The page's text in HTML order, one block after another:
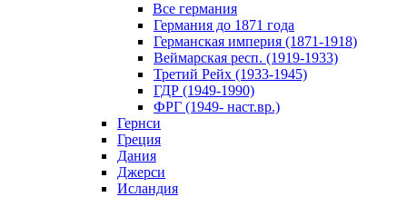
Все германия
Германия до 1871 года
Германская империя (1871-1918)
Веймарская респ. (1919-1933)
Третий Рейх (1933-1945)
ГДР (1949-1990)
ФРГ (1949- наст.вр.)
Гернси
Греция
Дания
Джерси
Исландия